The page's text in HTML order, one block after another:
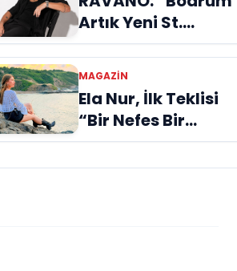
Artık Yeni St.
Tropez Değil, Kendi
Başına Bir
Referans”
MAGAZIN
Ela Nur, İlk Teklisi
“Bir Nefes Bir
Gölge” ile Müzik
Yolculuğuna